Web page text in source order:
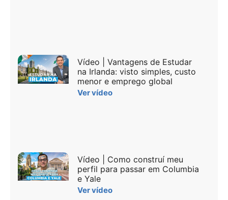
Vídeo | Vantagens de Estudar
na Irlanda: visto simples, custo
menor e emprego global
Ver vídeo
Vídeo | Como construí meu
perfil para passar em Columbia
e Yale
Ver vídeo